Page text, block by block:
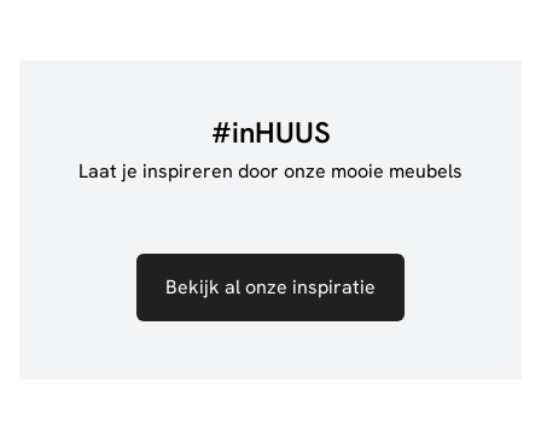
#inHUUS
Laat je inspireren door onze mooie meubels
Bekijk al onze inspiratie